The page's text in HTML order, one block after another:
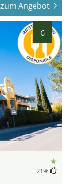
zum Angebot
6
21%